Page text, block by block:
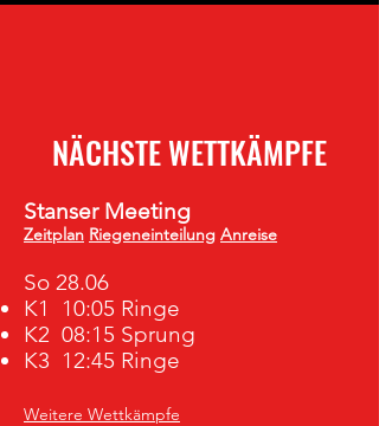
NÄCHSTE WETTKÄMPFE​​​​
Stanser Meeting
Zeitplan Riegeneinteilung Anreise
So 28.06
K1 10:05 Ringe
K2 08:15 Sprung
K3 12:45 Ringe
Weitere Wettkämpfe